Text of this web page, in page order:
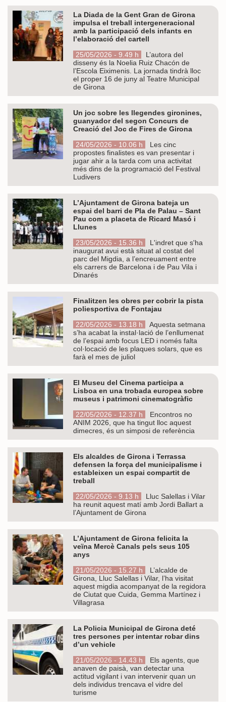
La Diada de la Gent Gran de Girona
impulsa el treball intergeneracional
amb la participació dels infants en
l’elaboració del cartell
25/05/2026 - 9.49 h
L’autora del
disseny és la Noelia Ruiz Chacón de
l’Escola Eiximenis. La jornada tindrà lloc
el proper 16 de juny al Teatre Municipal
de Girona
Un joc sobre les llegendes gironines,
guanyador del segon Concurs de
Creació del Joc de Fires de Girona
24/05/2026 - 10.06 h
Les cinc
propostes finalistes es van presentar i
jugar ahir a la tarda com una activitat
més dins de la programació del Festival
Ludivers
L’Ajuntament de Girona bateja un
espai del barri de Pla de Palau – Sant
Pau com a placeta de Ricard Masó i
Llunes
23/05/2026 - 15.36 h
L'indret que s'ha
inaugurat avui està situat al costat del
parc del Migdia, a l’encreuament entre
els carrers de Barcelona i de Pau Vila i
Dinarés
Finalitzen les obres per cobrir la pista
poliesportiva de Fontajau
22/05/2026 - 13.18 h
Aquesta setmana
s’ha acabat la instal·lació de l’enllumenat
de l’espai amb focus LED i només falta
col·locació de les plaques solars, que es
farà el mes de juliol
El Museu del Cinema participa a
Lisboa en una trobada europea sobre
museus i patrimoni cinematogràfic
22/05/2026 - 12.37 h
Encontros no
ANIM 2026, que ha tingut lloc aquest
dimecres, és un simposi de referència
Els alcaldes de Girona i Terrassa
defensen la força del municipalisme i
estableixen un espai compartit de
treball
22/05/2026 - 9.13 h
Lluc Salellas i Vilar
ha reunit aquest matí amb Jordi Ballart a
l’Ajuntament de Girona
L’Ajuntament de Girona felicita la
veïna Mercè Canals pels seus 105
anys
21/05/2026 - 15.27 h
L’alcalde de
Girona, Lluc Salellas i Vilar, l’ha visitat
aquest migdia acompanyat de la regidora
de Ciutat que Cuida, Gemma Martínez i
Villagrasa
La Policia Municipal de Girona deté
tres persones per intentar robar dins
d’un vehicle
21/05/2026 - 14.43 h
Els agents, que
anaven de paisà, van detectar una
actitud vigilant i van intervenir quan un
dels individus trencava el vidre del
turisme